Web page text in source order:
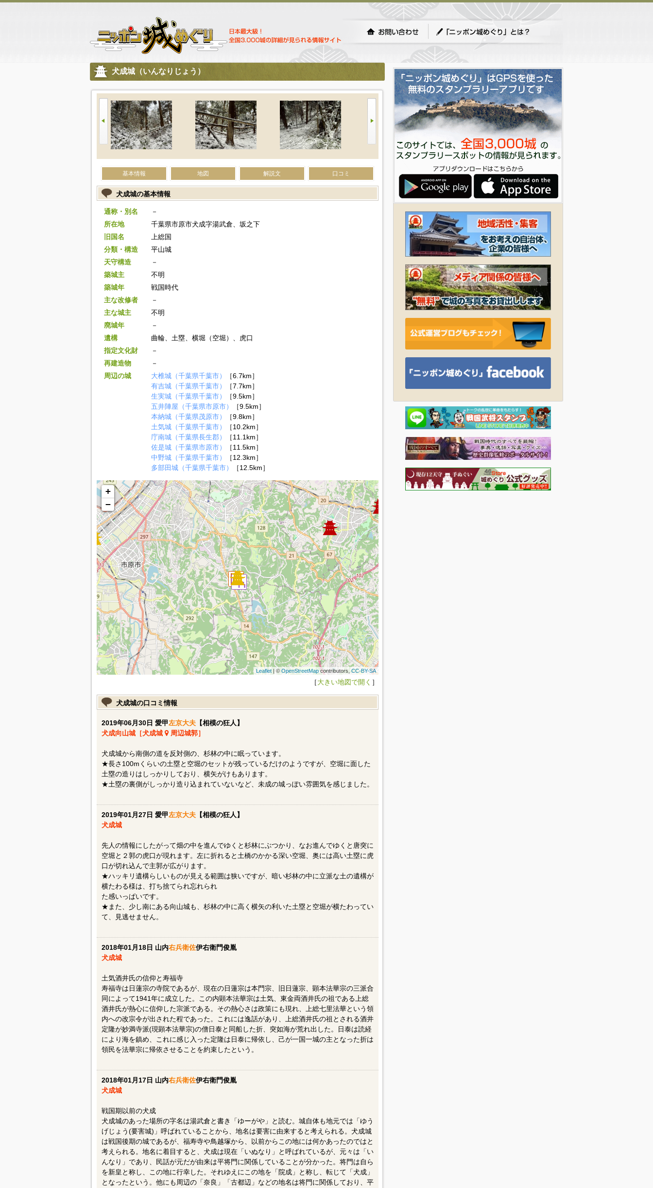
犬成城（いんなりじょう）
基本情報 地図 解説文 口コミ
犬成城の基本情報
通称・別名
－
所在地
千葉県市原市犬成字湯武倉、坂之下
旧国名
上総国
分類・構造
平山城
天守構造
－
築城主
不明
築城年
戦国時代
主な改修者
－
主な城主
不明
廃城年
－
遺構
曲輪、土塁、横堀（空堀）、虎口
指定文化財
－
再建造物
－
周辺の城
大椎城（千葉県千葉市）
［6.7km］
有吉城（千葉県千葉市）
［7.7km］
生実城（千葉県千葉市）
［9.5km］
五井陣屋（千葉県市原市）
［9.5km］
本納城（千葉県茂原市）
［9.8km］
土気城（千葉県千葉市）
［10.2km］
庁南城（千葉県長生郡）
［11.1km］
佐是城（千葉県市原市）
［11.5km］
中野城（千葉県千葉市）
［12.3km］
多部田城（千葉県千葉市）
［12.5km］
+
−
Leaflet| © OpenStreetMapcontributors, CC-BY-SA
［大きい地図で開く ］
犬成城の口コミ情報
2019年06月30日 愛甲左京大夫【相模の狂人】
犬成向山城［犬成城
周辺城郭］
犬成城から南側の道を反対側の、杉林の中に眠っています。
★長さ100mくらいの土塁と空堀のセットが残っているだけのようですが、空堀に面した
土塁の造りはしっかりしており、横矢がけもあります。
★土塁の裏側がしっかり造り込まれていないなど、未成の城っぽい雰囲気を感じました。
2019年01月27日 愛甲左京大夫【相模の狂人】
犬成城
先人の情報にしたがって畑の中を進んでゆくと杉林にぶつかり、なお進んでゆくと唐突に
空堀と２郭の虎口が現れます。左に折れると土橋のかかる深い空堀、奥には高い土塁に虎
口が切れ込んで主郭が広がります。
★ハッキリ遺構らしいものが見える範囲は狭いですが、暗い杉林の中に立派な土の遺構が
横たわる様は、打ち捨てられ忘れられ
た感いっぱいです。
★また、少し南にある向山城も、杉林の中に高く横矢の利いた土塁と空堀が横たわってい
て、見逃せません。
2018年01月18日 山内右兵衛佐伊右衛門俊胤
犬成城
土気酒井氏の信仰と寿福寺
寿福寺は日蓮宗の寺院であるが、現在の日蓮宗は本門宗、旧日蓮宗、顕本法華宗の三派合
同によって1941年に成立した。この内顕本法華宗は土気、東金両酒井氏の祖である上総
酒井氏が熱心に信仰した宗派である。その熱心さは政策にも現れ、上総七里法華という領
内への改宗令が出された程であった。これには逸話があり、上総酒井氏の祖とされる酒井
定隆が妙満寺派(現顕本法華宗)の僧日泰と同船した折、突如海が荒れ出した。日泰は読経
により海を鎮め、これに感じ入った定隆は日泰に帰依し、己が一国一城の主となった折は
領民を法華宗に帰依させることを約束したという。
2018年01月17日 山内右兵衛佐伊右衛門俊胤
犬成城
戦国期以前の犬成
犬成城のあった場所の字名は湯武倉と書き「ゆーがや」と読む。城自体も地元では「ゆう
げじょう(要害城)」呼ばれていることから、地名は要害に由来すると考えられる。犬成城
は戦国後期の城であるが、福寿寺や鳥越塚から、以前からこの地には何かあったのではと
考えられる。地名に着目すると、犬成は現在「いぬなり」と呼ばれているが、元々は「い
んなり」であり、民話が元だが由来は平将門に関係していることが分かった。将門は自ら
を新皇と称し、この地に行幸した。それゆえにこの地を「院成」と称し、転じて「犬成」
となったという。他にも周辺の「奈良」「古都辺」などの地名は将門に関係しており、平